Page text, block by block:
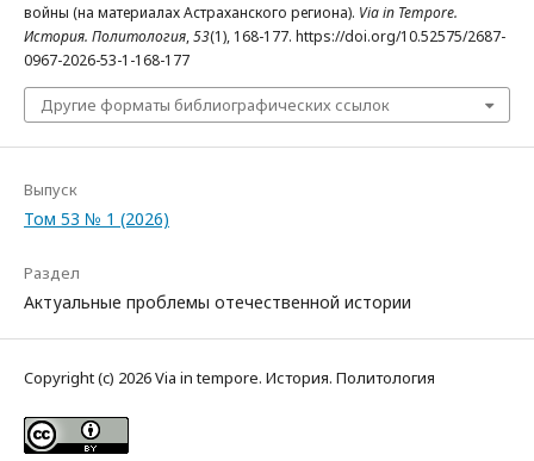
войны (на материалах Астраханского региона). Via in Tempore.
История. Политология,53(1), 168-177. https://doi.org/10.52575/2687-
0967-2026-53-1-168-177
Другие форматы библиографических ссылок
Выпуск
Том 53 № 1 (2026)
Раздел
Актуальные проблемы отечественной истории
Copyright (c) 2026 Via in tempore. История. Политология